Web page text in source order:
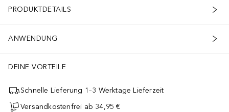
PRODUKTDETAILS
ANWENDUNG
DEINE VORTEILE
Schnelle Lieferung 1–3 Werktage Lieferzeit
Versandkostenfrei ab 34,95 €